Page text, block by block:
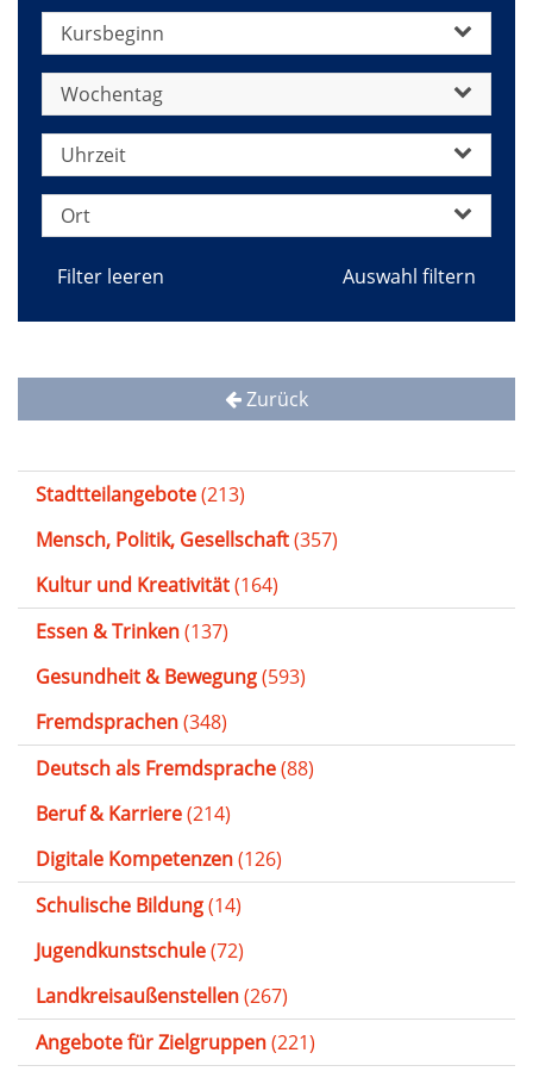
Kursbeginn
Wochentag
Uhrzeit
Ort
Filter leeren
Zurück
Stadtteilangebote(213)
Mensch, Politik, Gesellschaft(357)
Kultur und Kreativität(164)
Essen & Trinken(137)
Gesundheit & Bewegung(593)
Fremdsprachen(348)
Deutsch als Fremdsprache(88)
Beruf & Karriere(214)
Digitale Kompetenzen(126)
Schulische Bildung(14)
Jugendkunstschule(72)
Landkreisaußenstellen(267)
Angebote für Zielgruppen(221)